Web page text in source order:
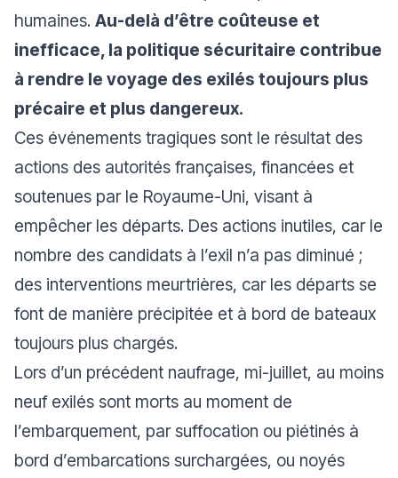
humaines. Au-delà d’être coûteuse et
inefficace, la politique sécuritaire contribue
à rendre le voyage des exilés toujours plus
précaire et plus dangereux.
Ces événements tragiques sont le résultat des
actions des autorités françaises, financées et
soutenues par le Royaume-Uni, visant à
empêcher les départs. Des actions inutiles, car le
nombre des candidats à l’exil n’a pas diminué ;
des interventions meurtrières, car les départs se
font de manière précipitée et à bord de bateaux
toujours plus chargés.
Lors d’un précédent naufrage, mi-juillet, au moins
neuf exilés sont morts au moment de
l’embarquement, par suffocation ou piétinés à
bord d’embarcations surchargées, ou noyés